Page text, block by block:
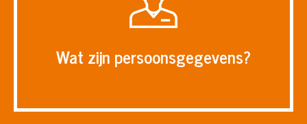
Wat zijn persoonsgegevens?